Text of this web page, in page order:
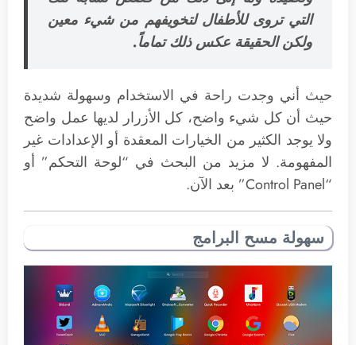
التي تروى للأطفال لتخويفهم من شيء معين
ولكن الحقيقة عكس ذلك تماماً.
حيث أني وجدت راحة في الاستخدام وسهولة شديدة
حيث أن كل شيء واضح، كل الأزرار لديها عمل واضح
ولا يوجد الكثير من الخيارات المعقدة أو الإعدادات غير
المفهومة. لا مزيد من البحث في “لوحة التحكم” أو
“Control Panel” بعد الآن.
سهولة مسح البرامج